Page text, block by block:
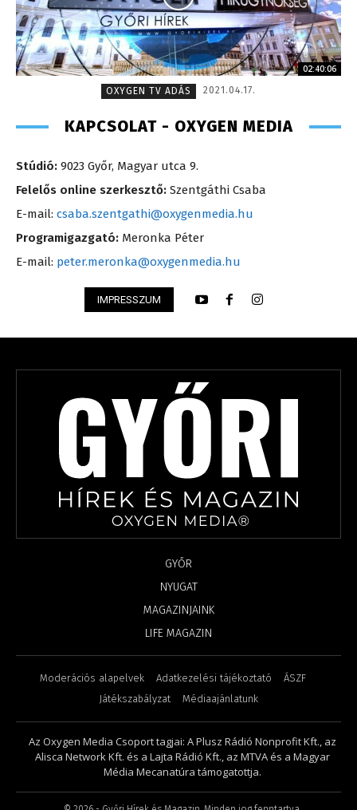
02:40:06
OXYGEN TV ADÁS
2021.04.17.
KAPCSOLAT - OXYGEN MEDIA
Stúdió: 9023 Győr, Magyar utca 9.
Felelős online szerkesztő: Szentgáthi Csaba
E-mail: csaba.szentgathi@oxygenmedia.hu
Programigazgató: Meronka Péter
E-mail: peter.meronka@oxygenmedia.hu
IMPRESSZUM
GYŐR
NYUGAT
MAGAZINJAINK
LIFE MAGAZIN
Moderációs alapelvek Adatkezelési tájékoztató
ÁSZF
Játékszabályzat
Médiaajánlatunk
Az Oxygen Media Csoport tagjai: A Plusz Rádió Nonprofit Kft., az
Alisca Network Kft. és a Lajta Rádió Kft., az MTVA és a Magyar
Média Mecanatúra támogatottja.